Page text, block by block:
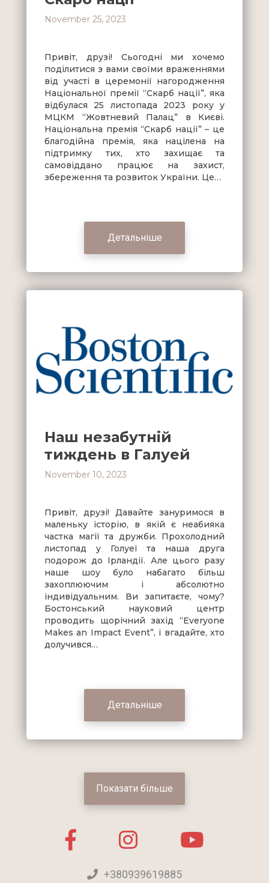
November 25, 2023
Привіт, друзі! Сьогодні ми хочемо
поділитися з вами своїми враженнями
від участі в церемонії нагородження
Національної премії “Скарб нації”, яка
відбулася 25 листопада 2023 року у
МЦКМ “Жовтневий Палац” в Києві.
Національна премія “Скарб нації” – це
благодійна премія, яка націлена на
підтримку тих, хто захищає та
самовіддано працює на захист,
збереження та розвиток України. Це…
Детальніше
Наш незабутній
тиждень в Галуей
November 10, 2023
Привіт, друзі! Давайте зануримося в
маленьку історію, в якій є неабияка
частка магії та дружби. Прохолодний
листопад у Голуеї та наша друга
подорож до Ірландії. Але цього разу
наше шоу було набагато більш
захоплюючим і абсолютно
індивідуальним. Ви запитаєте, чому?
Бостонський науковий центр
проводить щорічний захід “Everyone
Makes an Impact Event”, і вгадайте, хто
долучився…
Детальніше
Показати більше
+380939619885